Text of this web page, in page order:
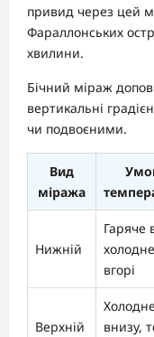
привид через цей
Фараллонських
хвилини.
Бічний міраж
вертикальні
чи подвоєними.
Вид
міража
Нижній
Гаряче
холодне
вгорі
Верхній
Холодне
внизу,